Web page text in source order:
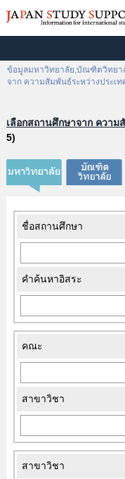
ข้อมูลมหาวิทยาลัย,บัณฑิตวิทยา
จาก ความสัมพันธ์ระหว่างประเ
เลือกสถานศึกษาจาก ควา
5)
ชื่อสถานศึกษา
คำค้นหาอิสระ
คณะ
สาขาวิชา
สาขาวิชา